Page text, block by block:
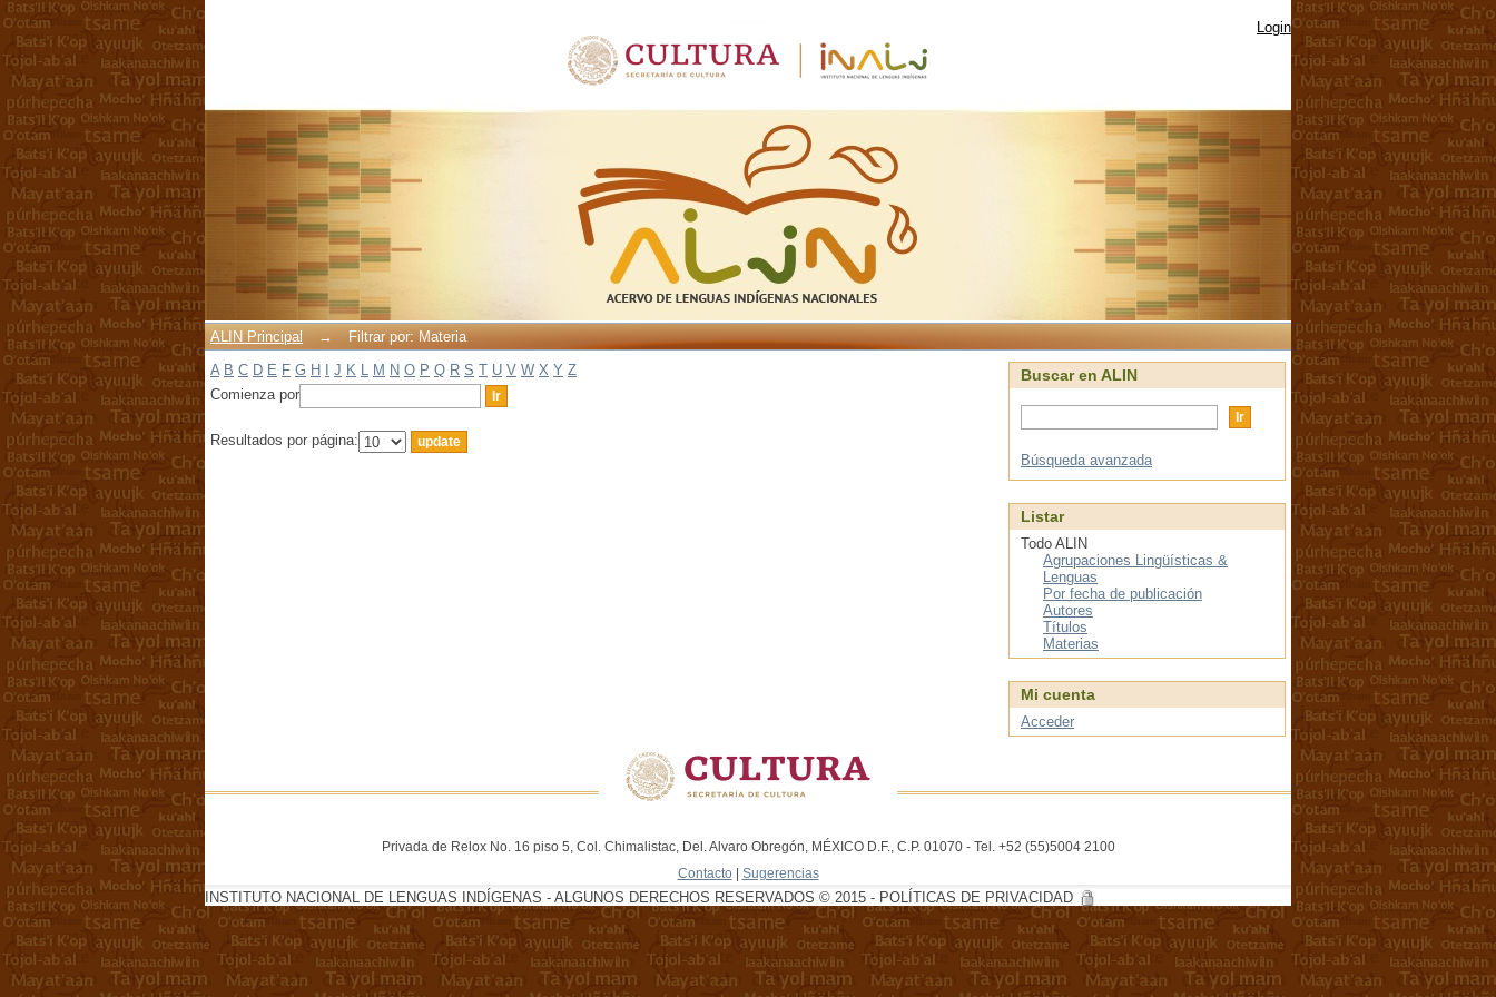
Login
ALIN Principal →
Filtrar por: Materia
A B C D E F G H J K L M N O P Q R S T U V W X Y Z
Comienza por
Resultados por página:
Buscar en ALIN
Búsqueda avanzada
Listar
Todo ALIN
Agrupaciones Lingüísticas &
Lenguas
Por fecha de publicación
Autores
Títulos
Materias
Mi cuenta
Acceder
Privada de Relox No. 16 piso 5, Col. Chimalistac, Del. Alvaro Obregón, MÉXICO D.F., C.P. 01070 - Tel. +52 (55)5004 2100
Contacto | Sugerencias
INSTITUTO NACIONAL DE LENGUAS INDÍGENAS - ALGUNOS DERECHOS RESERVADOS © 2015 - POLÍTICAS DE PRIVACIDAD